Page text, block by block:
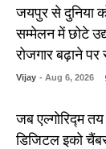
जयपुर से दुनिया
सम्मेलन में छोटे
रोजगार बढ़ाने
Vijay - Aug 6, 2026
जब एल्गोरिद्म
डिजिटल इको